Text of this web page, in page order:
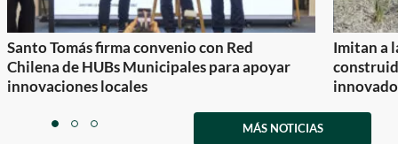
Santo Tomás firma convenio con Red
Chilena de HUBs Municipales para apoyar
innovaciones locales
Imitan a
itemitemitem
MÁS NOTICIAS